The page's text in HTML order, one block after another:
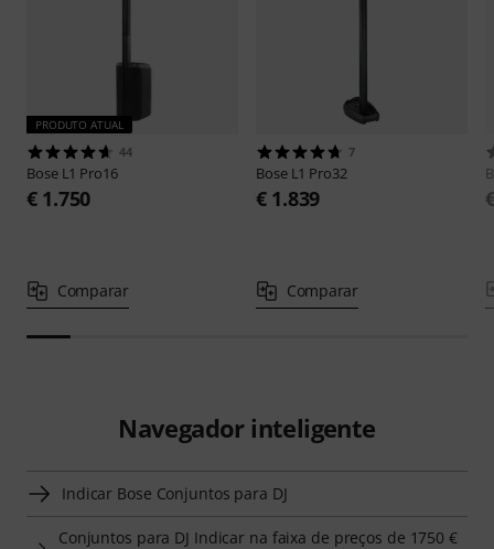
PRODUTO ATUAL
44
Bose L1 Pro16
€ 1.750
Comparar
7
Bose L1 Pro32
€ 1.839
Comparar
Navegador inteligente
Indicar Bose Conjuntos para DJ
Conjuntos para DJ Indicar na faixa de preços de 1750 €